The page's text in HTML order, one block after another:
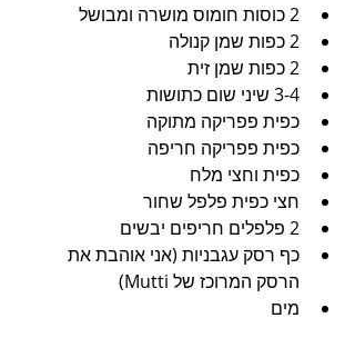
2 כוסות חומוס מושרה ומבושל
2 כפות שמן קנולה
2 כפות שמן זית
3-4 שיני שום כתושות
כפית פפריקה מתוקה
כפית פפריקה חריפה
כפית וחצי מלח
חצי כפית פלפל שחור
2 פלפלים חריפים יבשים
כף רסק עגבניות (אני אוהבת את
הרסק המרוכז של Mutti)
מים